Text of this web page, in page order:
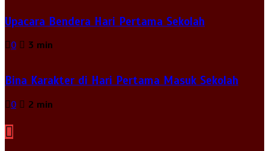
Upacara Bendera Hari Pertama Sekolah
0 3 min
Bina Karakter di Hari Pertama Masuk Sekolah
0 2 min